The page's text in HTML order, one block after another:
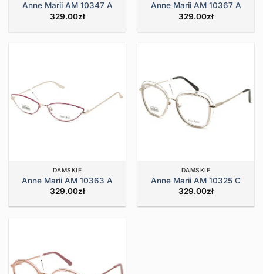
Anne Marii AM 10347 A
329.00zł
Anne Marii AM 10367 A
329.00zł
DAMSKIE
Anne Marii AM 10363 A
329.00zł
DAMSKIE
Anne Marii AM 10325 C
329.00zł